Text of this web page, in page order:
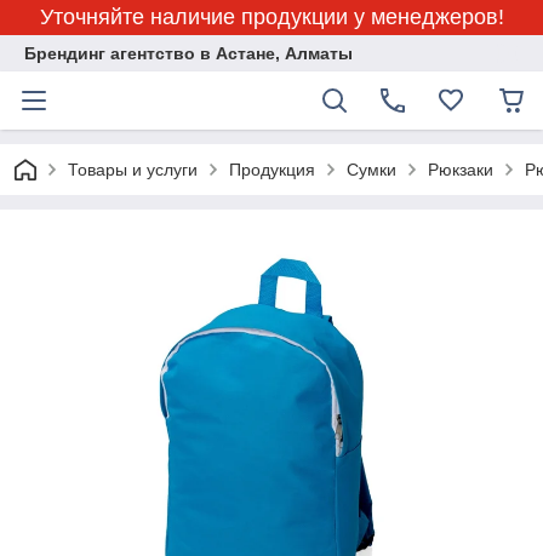
Уточняйте наличие продукции у менеджеров!
Брендинг агентство в Астане, Алматы
Товары и услуги Продукция Сумки Рюкзаки